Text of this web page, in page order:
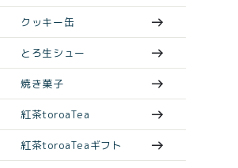
クッキー缶
とろ生シュー
焼き菓子
紅茶toroaTea
紅茶toroaTeaギフト